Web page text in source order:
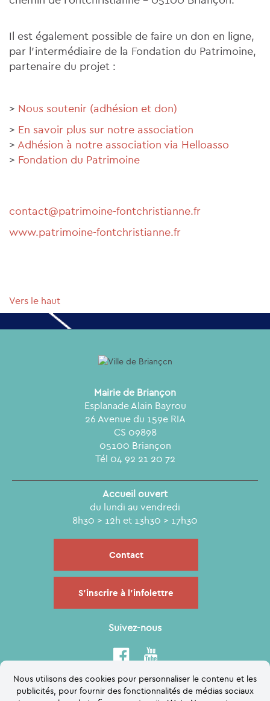
Il est également possible de faire un don en ligne,
par l’intermédiaire de la Fondation du Patrimoine,
partenaire du projet :
> Nous soutenir (adhésion et don)
> En savoir plus sur notre association
> Adhésion à notre association via Helloasso
> Fondation du Patrimoine
contact@patrimoine-fontchristianne.fr
www.patrimoine-fontchristianne.fr
Vers le haut
Mairie de Briançon
Esplanade Alain Bayrou
26 Avenue du 159e RIA
CS 09898
05100 Briançon
Tél 04 92 21 20 72
Accueil ouvert
du lundi au vendredi
8h30 > 12h et 13h30 > 17h30
Contact
S'inscrire à l'infolettre
Suivez-nous
Nous utilisons des cookies pour personnaliser le contenu et les
publicités, pour fournir des fonctionnalités de médias sociaux